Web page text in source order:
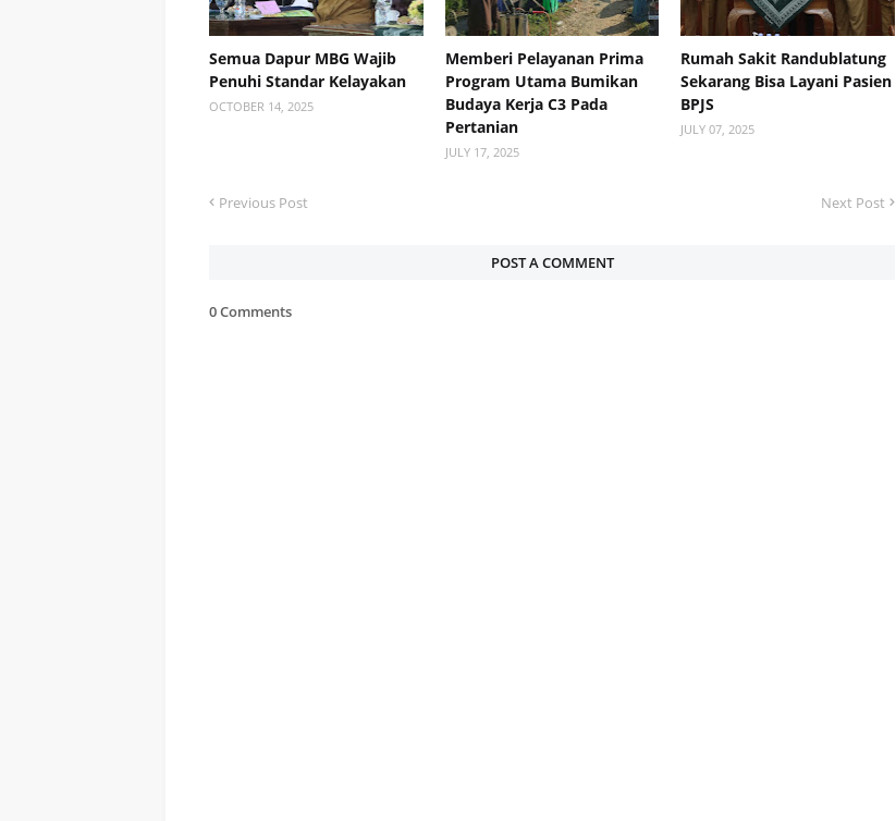
Semua Dapur MBG Wajib
Penuhi Standar Kelayakan
OCTOBER 14, 2025
Memberi Pelayanan Prima
Program Utama Bumikan
Budaya Kerja C3 Pada
Pertanian
JULY 17, 2025
Rumah Sakit Randublatung
Sekarang Bisa Layani Pasien
BPJS
JULY 07, 2025
Previous Post Next Post
POST A COMMENT
0 Comments